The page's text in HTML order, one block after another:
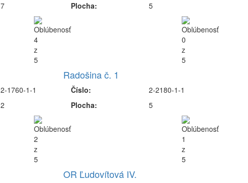
7
Plocha:
5
2-1760-1-1
2
Radošina č. 1
Číslo:
Plocha:
2-2180-1-1
5
OR Ľudovítová IV.